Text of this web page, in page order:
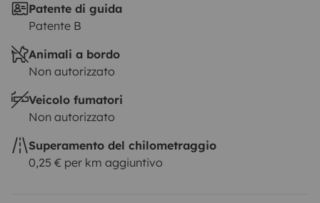
Patente di guida
Patente B
Animali a bordo
Non autorizzato
Veicolo fumatori
Non autorizzato
Superamento del chilometraggio
0,25 € per km aggiuntivo